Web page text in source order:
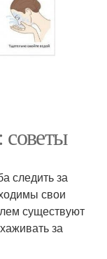
советы
следить за
свои
существуют
за